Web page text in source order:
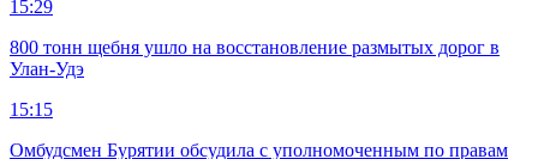
15:29
800 тонн щебня ушло на восстановление размытых дорог в
Улан-Удэ
15:15
Омбудсмен Бурятии обсудила с уполномоченным по правам